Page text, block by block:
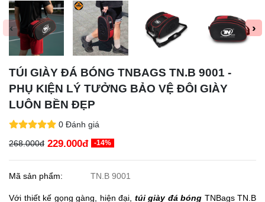
‹ ›
TÚI GIÀY ĐÁ BÓNG TNBAGS TN.B 9001 -
PHỤ KIỆN LÝ TƯỞNG BẢO VỆ ĐÔI GIÀY
LUÔN BỀN ĐẸP
0 Đánh giá
268.000đ 229.000đ -14%
Mã sản phẩm: TN.B 9001
Với thiết kế gọng gàng, hiện đại, túi giày đá bóng TNBags TN.B